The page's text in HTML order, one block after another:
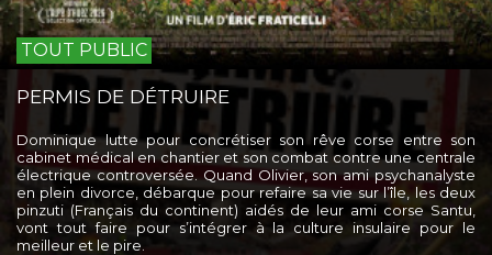
TOUT PUBLIC
PERMIS DE DÉTRUIRE
Dominique lutte pour concrétiser son rêve corse entre son
cabinet médical en chantier et son combat contre une centrale
électrique controversée. Quand Olivier, son ami psychanalyste
en plein divorce, débarque pour refaire sa vie sur l’île, les deux
pinzuti (Français du continent) aidés de leur ami corse Santu,
vont tout faire pour s’intégrer à la culture insulaire pour le
meilleur et le pire.